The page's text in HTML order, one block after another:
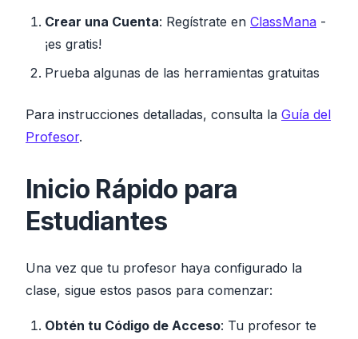
Crear una Cuenta: Regístrate en ClassMana -
¡es gratis!
Prueba algunas de las herramientas gratuitas
Para instrucciones detalladas, consulta la Guía del
Profesor.
Inicio Rápido para
Estudiantes
Una vez que tu profesor haya configurado la
clase, sigue estos pasos para comenzar:
Obtén tu Código de Acceso: Tu profesor te